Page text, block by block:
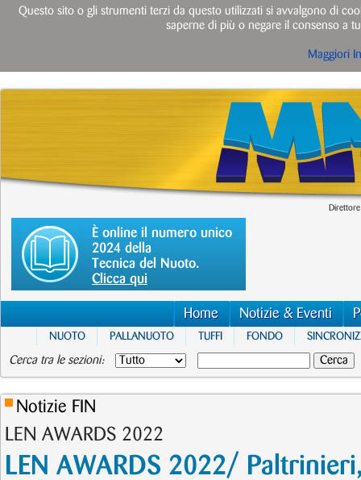
È online il numero unico
2024 della
Tecnica del Nuoto.
Clicca qui
Home Notizie & Eventi
NUOTO PALLANUOTO TUFFI FONDO
Cerca tra le sezioni:
Notizie FIN
LEN AWARDS 2022
LEN AWARDS 2022/
Questo sito o gli strumenti terzi da questo utilizzati si avvalgono di
saperne di più o negare il consenso a
Maggiori